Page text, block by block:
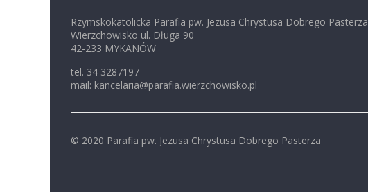
Rzymskokatolicka Parafia pw. Jezusa Chrystusa Dobrego Pasterza
Wierzchowisko ul. Długa 90
42-233 MYKANÓW
tel. 34 3287197
mail: kancelaria@parafia.wierzchowisko.pl
© 2020 Parafia pw. Jezusa Chrystusa Dobrego Pasterza